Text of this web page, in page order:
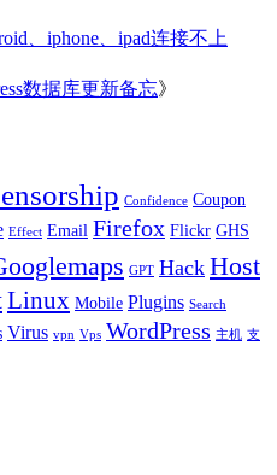
、iphone、ipad连接不上
数据库更新备忘》
Confidence Coupon
Effect Email Firefox Flickr GHS
GPT Hack Host
Linux Mobile Plugins Search
Virus vpn Vps WordPress 主机 支